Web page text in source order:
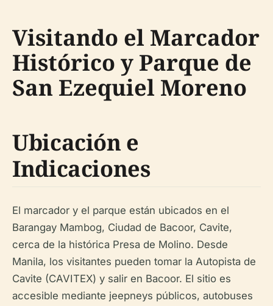
Visitando el Marcador
Histórico y Parque de
San Ezequiel Moreno
Ubicación e
Indicaciones
El marcador y el parque están ubicados en el
Barangay Mambog, Ciudad de Bacoor, Cavite,
cerca de la histórica Presa de Molino. Desde
Manila, los visitantes pueden tomar la Autopista de
Cavite (CAVITEX) y salir en Bacoor. El sitio es
accesible mediante jeepneys públicos, autobuses